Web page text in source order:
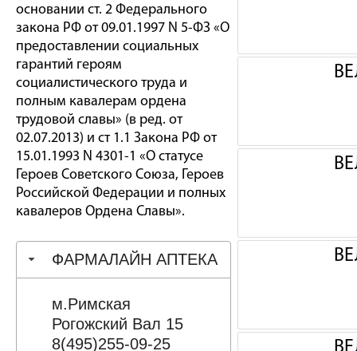
основании ст. 2 Федерального
закона РФ от 09.01.1997 N 5-ФЗ «О
предоставлении социальных
гарантий героям
социалистического труда и
полным кавалерам ордена
трудовой славы» (в ред. от
02.07.2013) и ст 1.1 Закона РФ от
15.01.1993 N 4301-1 «О статусе
Героев Советского Союза, Героев
Российской Федерации и полных
кавалеров Ордена Славы».
ФАРМАЛАЙН АПТЕКА
м.Римская
Рогожский Вал 15
8(495)255-09-25